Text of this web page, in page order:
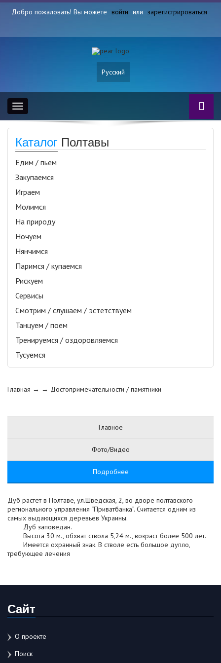
Добро пожаловать! Вы можете войти или зарегистрироваться
Русский
Toggle
navigation
Каталог Полтавы
Едим / пьем
Закупаемся
Играем
Молимся
На природу
Ночуем
Нянчимся
Паримся / купаемся
Рискуем
Сервисы
Смотрим / слушаем / эстетствуем
Танцуем / поем
Тренируемся / оздоровляемся
Тусуемся
Главная → → Достопримечательности / памятники
Главное
Фото/Видео
Подробнее
Дуб растет в Полтаве, ул.Шведская, 2, во дворе полтавского
регионального управления “Приватбанка”. Считается одним из
самых выдающихся деревьев Украины.
Дуб заповедан.
Высота 30 м., обхват ствола 5,24 м., возраст более 500 лет.
Имеется охранный знак. В стволе есть большое дупло,
требующее лечения
Сайт
О проекте
Поиск